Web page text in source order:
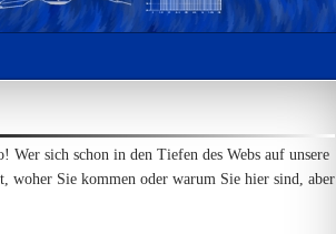
sich schon in den Tiefen des Webs auf unsere
woher Sie kommen oder warum Sie hier sind, aber